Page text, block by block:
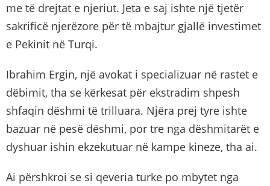
me të drejtat e njeriut. Jeta e saj ishte një tjetër
sakrificë njerëzore për të mbajtur gjallë investimet
e Pekinit në Turqi.
Ibrahim Ergin, një avokat i specializuar në rastet e
dëbimit, tha se kërkesat për ekstradim shpesh
shfaqin dëshmi të trilluara. Njëra prej tyre ishte
bazuar në pesë dëshmi, por tre nga dëshmitarët e
dyshuar ishin ekzekutuar në kampe kineze, tha ai.
Ai përshkroi se si qeveria turke po mbytet nga